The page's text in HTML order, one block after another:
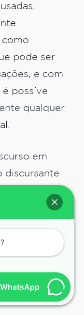
como
pode ser
e com
possível
qualquer
em
discursante
para
é
e
tradução